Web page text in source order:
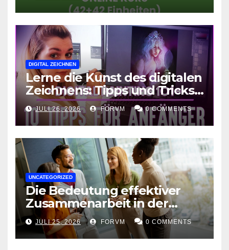
DIGITAL ZEICHNEN
Lerne die Kunst des digitalen
Zeichnens: Tipps und Tricks
für kreative Ausdruckskunst
JULI 26, 2026 FORVM 0 COMMENTS
UNCATEGORIZED
Die Bedeutung effektiver
Zusammenarbeit in der
Arbeitswelt
JULI 25, 2026 FORVM 0 COMMENTS